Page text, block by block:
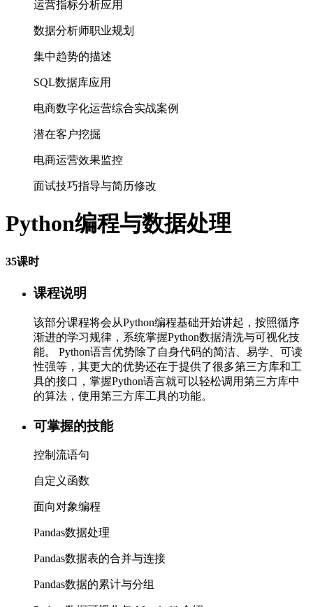
运营指标分析应用
数据分析师职业规划
集中趋势的描述
SQL数据库应用
电商数字化运营综合实战案例
潜在客户挖掘
电商运营效果监控
面试技巧指导与简历修改
Python编程与数据处理
35课时
课程说明
该部分课程将会从Python编程基础开始讲起，按照循序
渐进的学习规律，系统掌握Python数据清洗与可视化技
能。 Python语言优势除了自身代码的简洁、易学、可读
性强等，其更大的优势还在于提供了很多第三方库和工
具的接口，掌握Python语言就可以轻松调用第三方库中
的算法，使用第三方库工具的功能。
可掌握的技能
控制流语句
自定义函数
面向对象编程
Pandas数据处理
Pandas数据表的合并与连接
Pandas数据的累计与分组